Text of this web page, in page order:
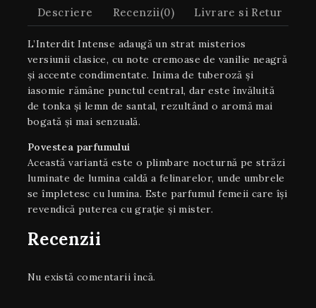
Descriere Recenzii(0) Livrare si Retur
L’Interdit Intense adaugă un strat misterios
versiunii clasice, cu note cremoase de vanilie neagră
și accente condimentate. Inima de tuberoză și
iasomie rămâne punctul central, dar este învăluită
de tonka și lemn de santal, rezultând o aromă mai
bogată și mai senzuală.
Povestea parfumului
Această variantă este o plimbare nocturnă pe străzi
luminate de lumina caldă a felinarelor, unde umbrele
se împletesc cu lumina. Este parfumul femeii care își
revendică puterea cu grație și mister.
Recenzii
Nu există comentarii încă.